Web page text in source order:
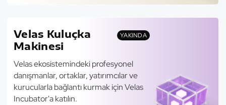
Velas Kuluçka
Makinesi
YAKINDA
Velas ekosistemindeki profesyonel
danışmanlar, ortaklar, yatırımcılar ve
kurucularla bağlantı kurmak için Velas
Incubator'a katılın.